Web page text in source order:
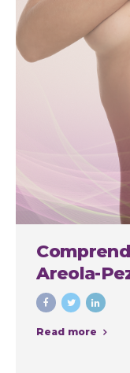
Areola-
Cirugía
Read more